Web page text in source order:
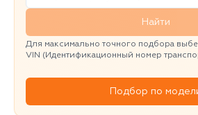
Найти
Для максимально точного подбора
VIN (Идентификационный номер
Подбор по